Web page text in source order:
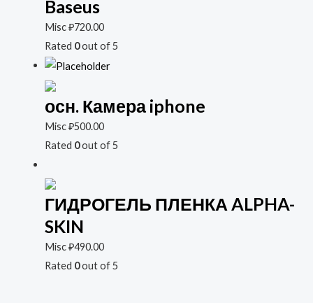
Baseus
Misc₽720.00
Rated 0out of 5
осн. Камера iphone
Misc₽500.00
Rated 0out of 5
ГИДРОГЕЛЬ ПЛЕНКА ALPHA-
SKIN
Misc₽490.00
Rated 0out of 5